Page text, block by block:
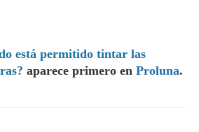
está permitido tintar las
aparece primero en Proluna.